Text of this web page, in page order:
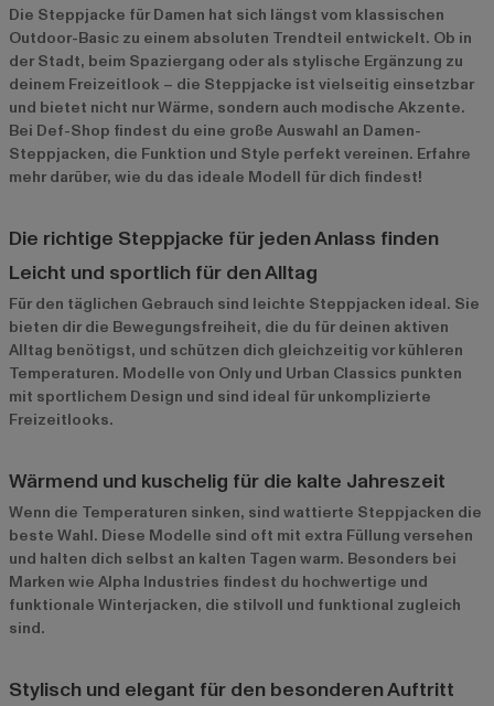
Die Steppjacke für Damen hat sich längst vom klassischen
Outdoor-Basic zu einem absoluten Trendteil entwickelt. Ob in
der Stadt, beim Spaziergang oder als stylische Ergänzung zu
deinem Freizeitlook – die Steppjacke ist vielseitig einsetzbar
und bietet nicht nur Wärme, sondern auch modische Akzente.
Bei Def-Shop findest du eine große Auswahl an Damen-
Steppjacken, die Funktion und Style perfekt vereinen. Erfahre
mehr darüber, wie du das ideale Modell für dich findest!
Die richtige Steppjacke für jeden Anlass finden
Leicht und sportlich für den Alltag
Für den täglichen Gebrauch sind leichte Steppjacken ideal. Sie
bieten dir die Bewegungsfreiheit, die du für deinen aktiven
Alltag benötigst, und schützen dich gleichzeitig vor kühleren
Temperaturen. Modelle von Only und Urban Classics punkten
mit sportlichem Design und sind ideal für unkomplizierte
Freizeitlooks.
Wärmend und kuschelig für die kalte Jahreszeit
Wenn die Temperaturen sinken, sind wattierte Steppjacken die
beste Wahl. Diese Modelle sind oft mit extra Füllung versehen
und halten dich selbst an kalten Tagen warm. Besonders bei
Marken wie Alpha Industries findest du hochwertige und
funktionale Winterjacken, die stilvoll und funktional zugleich
sind.
Stylisch und elegant für den besonderen Auftritt